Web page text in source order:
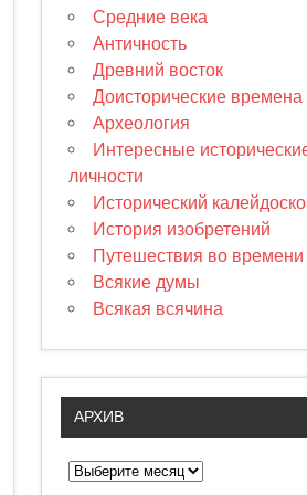
Средние века
Античность
Древний восток
Доисторические времена
Археология
Интересные
личности
Исторический
История изобретений
Путешествия во времени
Всякие думы
Всякая всячина
АРХИВ
А
р